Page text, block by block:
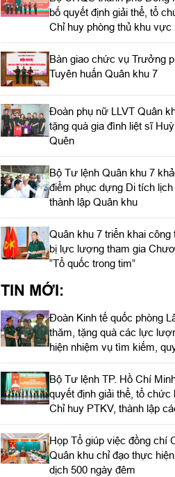
bố quyết định giải thể, tổ
Chỉ huy phòng thủ khu vực
Bàn giao chức vụ Trưởng
Tuyên huấn Quân khu 7
Đoàn phụ nữ LLVT Quân
tặng quà gia đình liệt sĩ
Quên
Bộ Tư lệnh Quân khu 7
điểm phục dựng Di tích
thành lập Quân khu
Quân khu 7 triển khai công
bị lực lượng tham gia
“Tổ quốc trong tim”
TIN MỚI:
Đoàn Kinh tế quốc phòng
thăm, tặng quà các lực
hiện nhiệm vụ tìm kiếm,
cốt liệt sĩ
Bộ Tư lệnh TP. Hồ Chí
quyết định giải thể, tổ chức
Chỉ huy PTKV, thành lập
trực thuộc
Họp Tổ giúp việc đồng chí
Quân khu chỉ đạo thực
dịch 500 ngày đêm